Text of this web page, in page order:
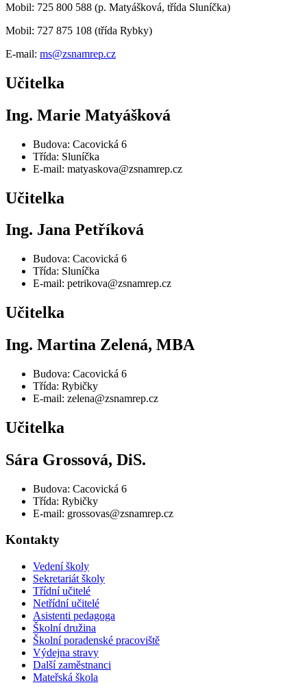
Mobil: 725 800 588 (p. Matyášková, třída Sluníčka)
Mobil: 727 875 108 (třída Rybky)
E-mail: ms@zsnamrep.cz
Učitelka
Ing. Marie Matyášková
Budova: Cacovická 6
Třída: Sluníčka
E-mail: matyaskova@zsnamrep.cz
Učitelka
Ing. Jana Petříková
Budova: Cacovická 6
Třída: Sluníčka
E-mail: petrikova@zsnamrep.cz
Učitelka
Ing. Martina Zelená, MBA
Budova: Cacovická 6
Třída: Rybičky
E-mail: zelena@zsnamrep.cz
Učitelka
Sára Grossová, DiS.
Budova: Cacovická 6
Třída: Rybičky
E-mail: grossovas@zsnamrep.cz
Kontakty
Vedení školy
Sekretariát školy
Třídní učitelé
Netřídní učitelé
Asistenti pedagoga
Školní družina
Školní poradenské pracoviště
Výdejna stravy
Další zaměstnanci
Mateřská škola